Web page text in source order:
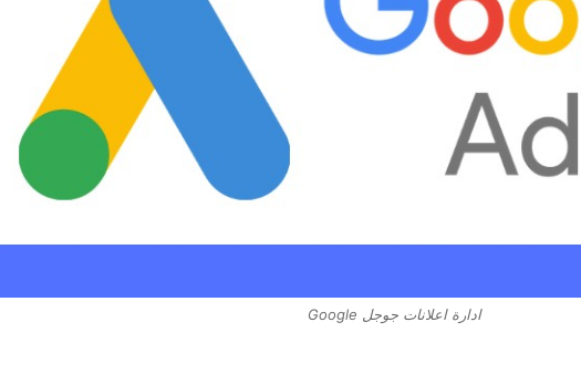
ادارة اعلانات جوجل Google